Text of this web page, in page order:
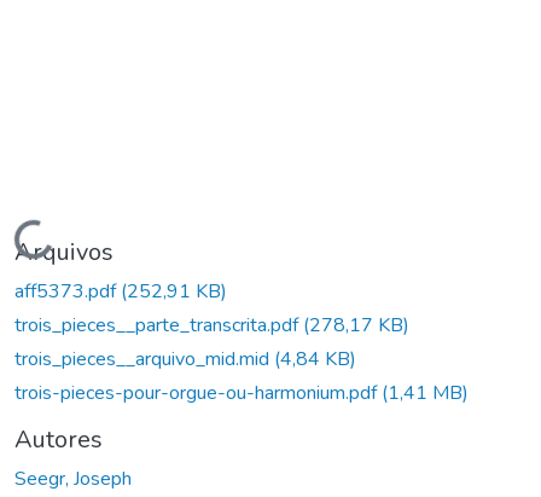
Carregando...
Arquivos
aff5373.pdf(252,91 KB)
trois_pieces__parte_transcrita.pdf(278,17 KB)
trois_pieces__arquivo_mid.mid (4,84 KB)
trois-pieces-pour-orgue-ou-harmonium.pdf(1,41 MB)
Autores
Seegr, Joseph